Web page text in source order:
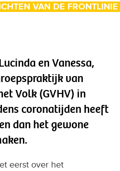
VAN DE FRONTLINIE
en Vanessa,
van
Volk (GVHV) in
coronatijden heeft
dan het gewone
eerst over het